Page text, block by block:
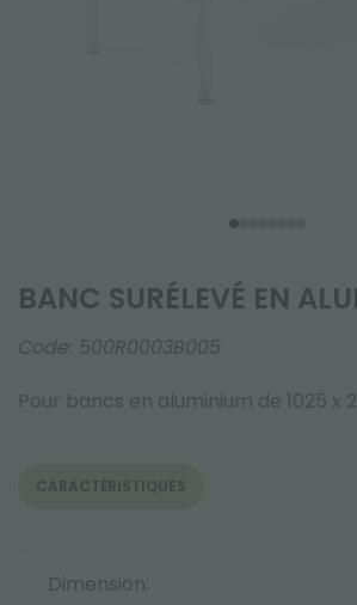
BANC SURÉLEVÉ EN
Code: 500R0003B005
Pour bancs en aluminium de 1025 x
CARACTÉRISTIQUES
Dimension: